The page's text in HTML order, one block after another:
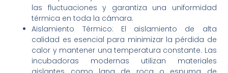
las fluctuaciones y garantiza una uniformidad
térmica en toda la cámara.
Aislamiento Térmico: El aislamiento de alta
calidad es esencial para minimizar la pérdida de
calor y mantener una temperatura constante. Las
incubadoras modernas utilizan materiales